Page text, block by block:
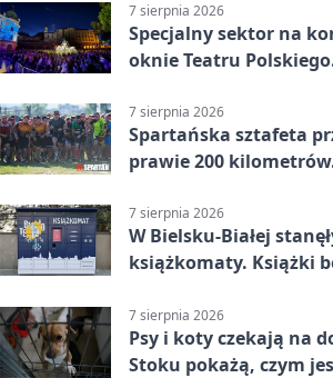
7 sierpnia 2026
Specjalny sektor na
oknie Teatru
7 sierpnia 2026
Spartańska sztafeta
prawie 200
7 sierpnia 2026
W Bielsku-Białej
książkomaty. Książki
7 sierpnia 2026
Psy i koty czekają na
Stoku pokażą, czym